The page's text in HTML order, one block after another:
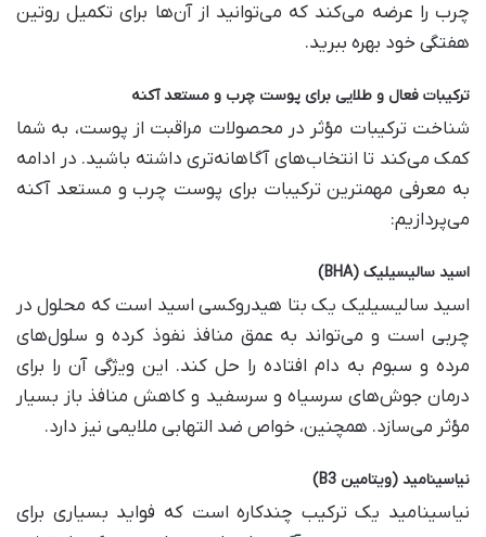
چرب را عرضه می‌کند که می‌توانید از آن‌ها برای تکمیل روتین
هفتگی خود بهره ببرید.
ترکیبات فعال و طلایی برای پوست چرب و مستعد آکنه
شناخت ترکیبات مؤثر در محصولات مراقبت از پوست، به شما
کمک می‌کند تا انتخاب‌های آگاهانه‌تری داشته باشید. در ادامه
به معرفی مهمترین ترکیبات برای پوست چرب و مستعد آکنه
می‌پردازیم:
اسید سالیسیلیک (BHA)
اسید سالیسیلیک یک بتا هیدروکسی اسید است که محلول در
چربی است و می‌تواند به عمق منافذ نفوذ کرده و سلول‌های
مرده و سبوم به دام افتاده را حل کند. این ویژگی آن را برای
درمان جوش‌های سرسیاه و سرسفید و کاهش منافذ باز بسیار
مؤثر می‌سازد. همچنین، خواص ضد التهابی ملایمی نیز دارد.
نیاسینامید (ویتامین
نیاسینامید یک ترکیب چندکاره است که فواید بسیاری برای